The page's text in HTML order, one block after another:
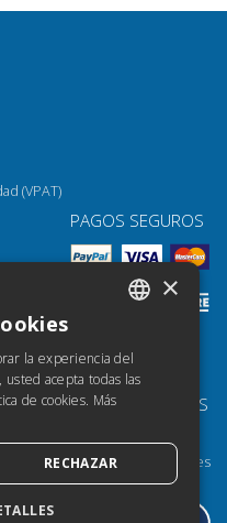
(VPAT)
PAGOS SEGUROS
NUESTROS RECURSOS
Torrossa para Instituciones
Torrossa Open
Library Services
ENGLISH
GERMAN
×
la experiencia del
acepta todas las
de cookies. Más
RECHAZAR